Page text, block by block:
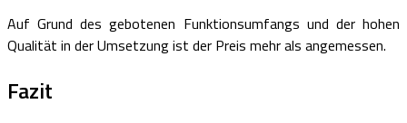
Auf Grund des gebotenen Funktionsumfangs und der hohen
Qualität in der Umsetzung ist der Preis mehr als angemessen.
Fazit